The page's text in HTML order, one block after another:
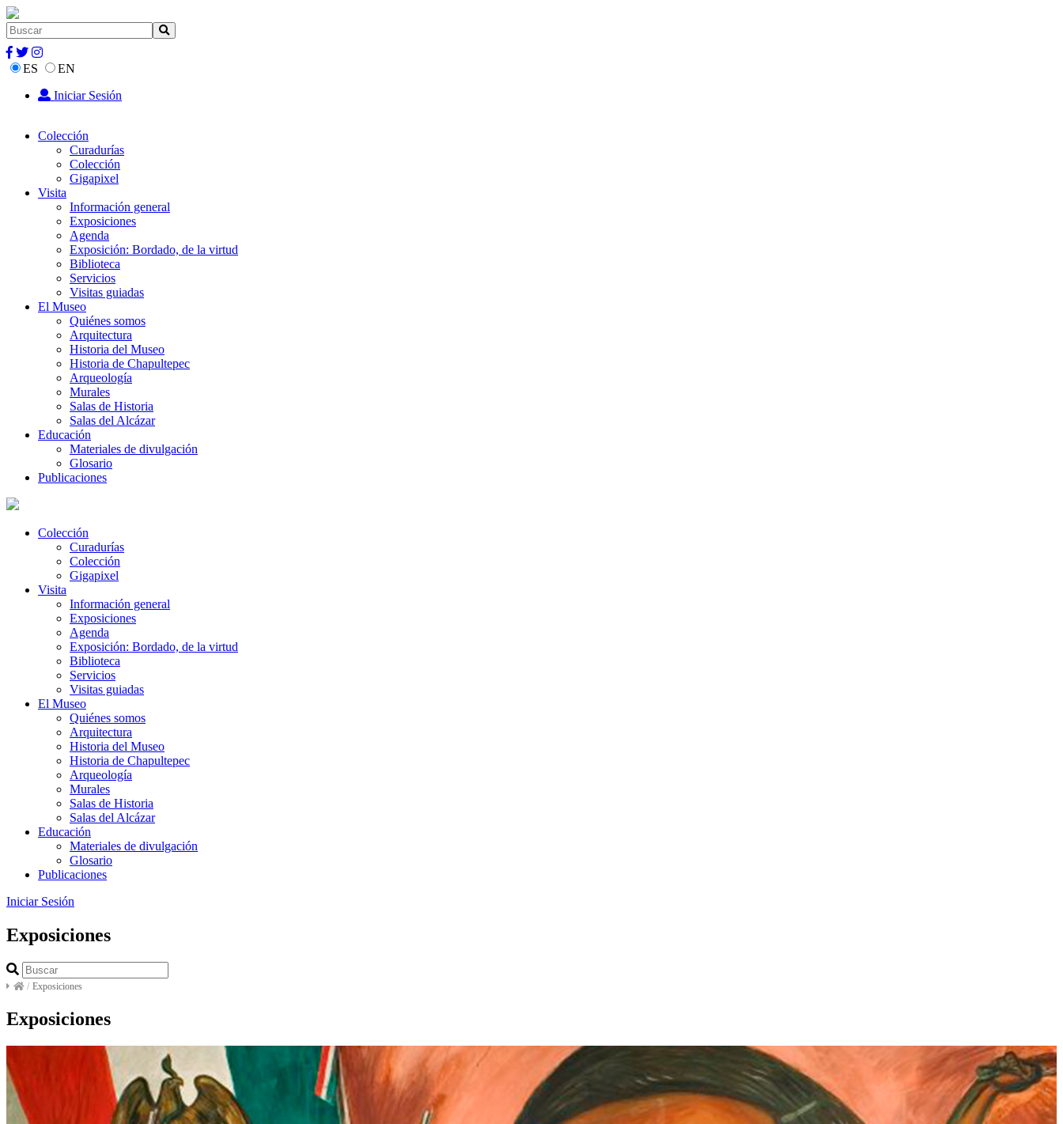
ES
EN
Iniciar Sesión
Colección
Curadurías
Colección
Gigapixel
Visita
Información general
Exposiciones
Agenda
Exposición: Bordado, de la virtud
Biblioteca
Servicios
Visitas guiadas
El Museo
Quiénes somos
Arquitectura
Historia del Museo
Historia de Chapultepec
Arqueología
Murales
Salas de Historia
Salas del Alcázar
Educación
Materiales de divulgación
Glosario
Publicaciones
Colección
Curadurías
Colección
Gigapixel
Visita
Información general
Exposiciones
Agenda
Exposición: Bordado, de la virtud
Biblioteca
Servicios
Visitas guiadas
El Museo
Quiénes somos
Arquitectura
Historia del Museo
Historia de Chapultepec
Arqueología
Murales
Salas de Historia
Salas del Alcázar
Educación
Materiales de divulgación
Glosario
Publicaciones
Iniciar Sesión
Exposiciones
/ Exposiciones
Exposiciones